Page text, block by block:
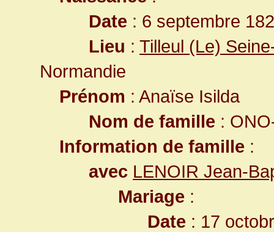
Date : 6 septembre
Lieu : Tilleul (Le)
Normandie
Prénom : Anaïse Isilda
Nom de famille :
Information de famille :
avec LENOIR Jean-
Mariage :
Date : 17